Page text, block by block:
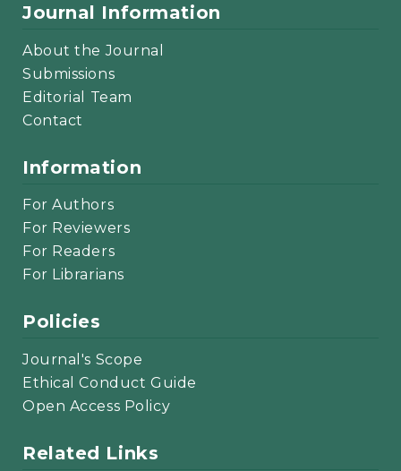
Journal Information
About the Journal
Submissions
Editorial Team
Contact
Information
For Authors
For Reviewers
For Readers
For Librarians
Policies
Journal's Scope
Ethical Conduct Guide
Open Access Policy
Related Links